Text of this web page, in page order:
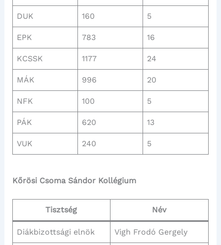
DUK 160 5
EPK 783 16
KCSSK 1177 24
MÁK 996 20
NFK 100 5
PÁK 620 13
VUK 240 5
Kőrösi Csoma Sándor Kollégium
Tisztség Név
Diákbizottsági elnök Vigh Frodó Gergely